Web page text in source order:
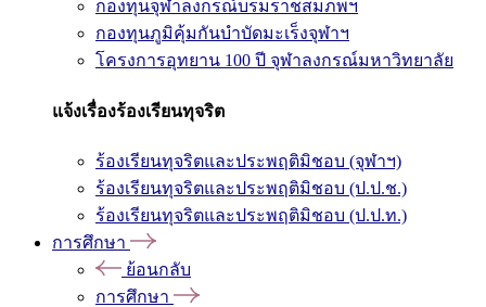
กองทุนจุฬาลงกรณ์บรมราชสมภพฯ
กองทุนภูมิคุ้มกันบำบัดมะเร็งจุฬาฯ
โครงการอุทยาน 100 ปี จุฬาลงกรณ์มหาวิทยาลัย
แจ้งเรื่องร้องเรียนทุจริต
ร้องเรียนทุจริตและประพฤติมิชอบ (จุฬาฯ)
ร้องเรียนทุจริตและประพฤติมิชอบ (ป.ป.ช.)
ร้องเรียนทุจริตและประพฤติมิชอบ (ป.ป.ท.)
การศึกษา
ย้อนกลับ
การศึกษา